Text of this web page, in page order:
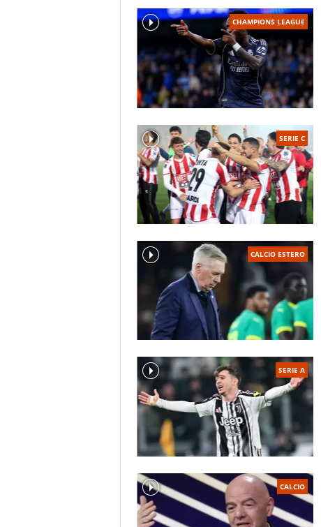
CHAMPIONS LEAGUE
SERIE C
CALCIO ESTERO
SERIE A
CALCIO